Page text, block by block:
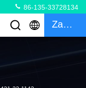
86-135-33728134
Zacytować